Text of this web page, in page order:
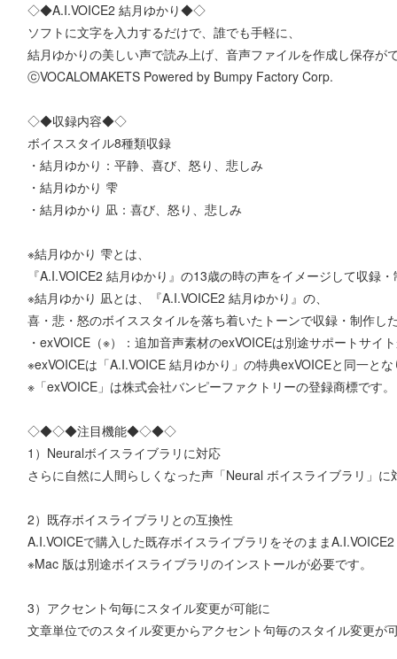
◇◆A.I.VOICE2 結月ゆかり◆◇
ソフトに文字を入力するだけで、誰でも手軽に、
結月ゆかりの美しい声で読み上げ、音声ファイルを作成し保存が
ⓒVOCALOMAKETS Powered by Bumpy Factory Corp.
◇◆収録内容◆◇
ボイススタイル8種類収録
・結月ゆかり：平静、喜び、怒り、悲しみ
・結月ゆかり 雫
・結月ゆかり 凪：喜び、怒り、悲しみ
※結月ゆかり 雫とは、
『A.I.VOICE2 結月ゆかり』の13歳の時の声をイメージして収録
※結月ゆかり 凪とは、『A.I.VOICE2 結月ゆかり』の、
喜・悲・怒のボイススタイルを落ち着いたトーンで収録・制作し
・exVOICE（※）：追加音声素材のexVOICEは別途サポートサイ
※exVOICEは「A.I.VOICE 結月ゆかり」の特典exVOICEと同一と
※「exVOICE」は株式会社バンピーファクトリーの登録商標です。
◇◆◇◆注目機能◆◇◆◇
1）Neuralボイスライブラリに対応
さらに自然に人間らしくなった声「Neural ボイスライブラリ」に
2）既存ボイスライブラリとの互換性
A.I.VOICEで購入した既存ボイスライブラリをそのまま
※Mac 版は別途ボイスライブラリのインストールが必要です。
3）アクセント句毎にスタイル変更が可能に
文章単位でのスタイル変更からアクセント句毎のスタイル変更が